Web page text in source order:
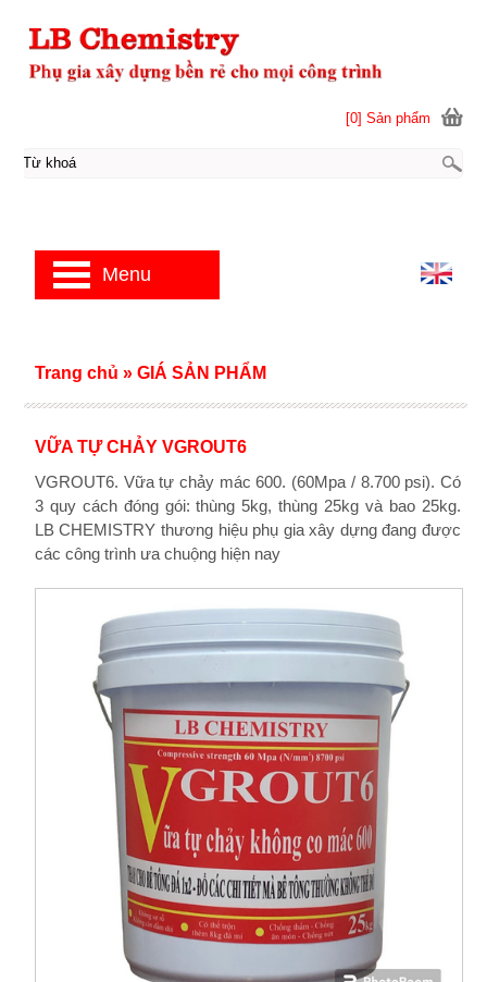
VỮA TỰ CHẢY VGROUT6
VGROUT6. Vữa tự chảy mác 600. (60Mpa / 8.700 psi). Có
3 quy cách đóng gói: thùng 5kg, thùng 25kg và bao 25kg.
LB CHEMISTRY thương hiệu phụ gia xây dựng đang được
các công trình ưa chuộng hiện nay
Trang chủ » GIÁ SẢN PHẨM
[0] Sản phẩm
Menu